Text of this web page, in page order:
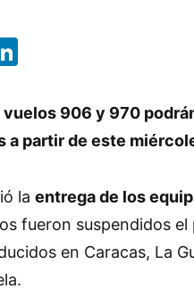
906 y 970
a partir de este
la entrega de los
fueron suspendidos
en Caracas, La